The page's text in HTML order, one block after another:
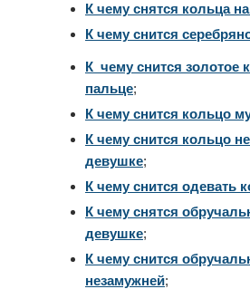
К чему снятся кольца
К чему снится
К чему снится золотое
пальце;
К чему снится кольцо
К чему снится кольцо
девушке;
К чему снится одевать
К чему снятся
девушке;
К чему снится
незамужней;